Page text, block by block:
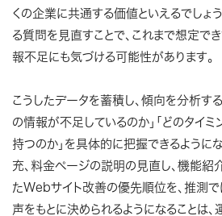
くの企業に共通する価値といえるでしょ
る質問を見直すことで、これまで想定で
報不足にも気づける可能性があります。
こうしたデータを蓄積し、傾向を分析する
の情報が不足しているのか」「どのタイ
持つのか」を具体的に把握できるように
充、料金ページの説明の見直し、機能紹
たWebサイト改善の優先順位を、推測
声をもとに決められるようになることは